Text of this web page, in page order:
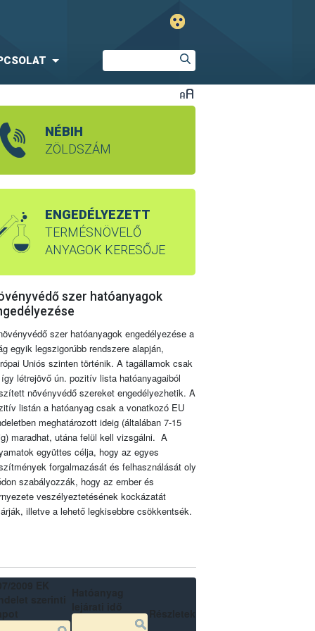
NÉBIH
ZÖLDSZÁM
ENGEDÉLYEZETT
TERMÉSNÖVELŐ
ANYAGOK KERESŐJE
szer hatóanyagok
szer hatóanyagok engedélyezése a
egyik legszigorúbb rendszere alapján,
Uniós szinten történik. A tagállamok csak
létrejövő ún. pozitív lista hatóanyagaiból
növényvédő szereket engedélyezhetik. A
listán a hatóanyag csak a vonatkozó EU
meghatározott ideig (általában 7-15
maradhat, utána felül kell vizsgálni. A
együttes célja, hogy az egyes
forgalmazását és felhasználását oly
szabályozzák, hogy az ember és
veszélyeztetésének kockázatát
illetve a lehető legkisebbre csökkentsék.